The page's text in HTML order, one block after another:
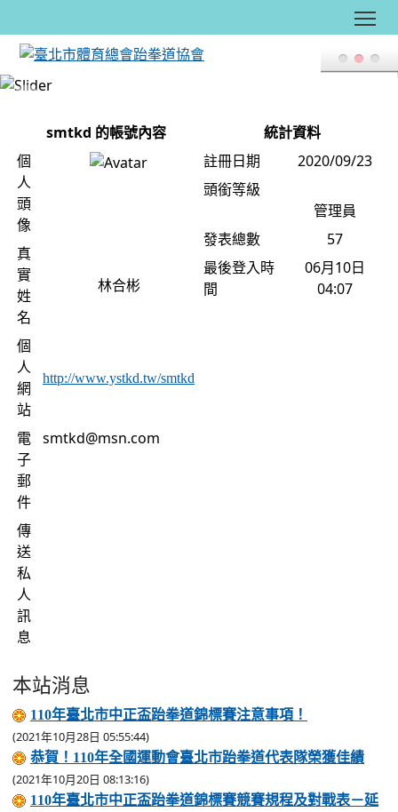
smtkd 的帳號內容
個
人
頭
像
真
實
姓
名
林合彬
個
人
網
站
http://www.ystkd.tw/smtkd
電
子
郵
件
smtkd@msn.com
傳
送
私
人
訊
息
統計資料
註冊日期
2020/09/23
頭銜等級
管理員
發表總數
57
最後登入時
間
06月10日
04:07
本站消息
110年臺北市中正盃跆拳道錦標賽注意事項！
(2021年10月28日 05:55:44)
恭賀！110年全國運動會臺北市跆拳道代表隊榮獲佳績
(2021年10月20日 08:13:16)
110年臺北市中正盃跆拳道錦標賽競賽規程及對戰表－延